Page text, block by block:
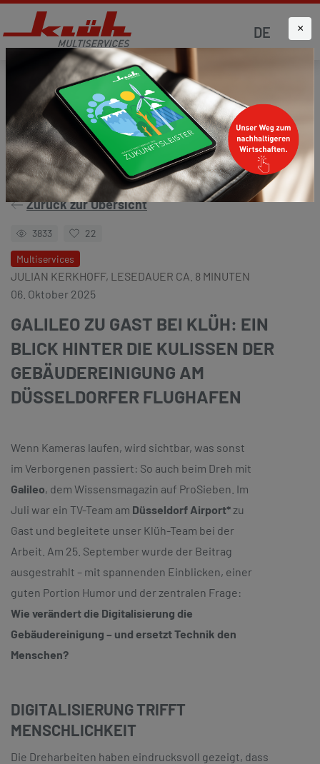
DE
Startseite Aktuelles Klüh4all
Zurück zur Übersicht
3833 22
Multiservices
JULIAN KERKHOFF, LESEDAUER CA. 8 MINUTEN
06. Oktober 2025
GALILEO ZU GAST BEI KLÜH: EIN
BLICK HINTER DIE KULISSEN DER
GEBÄUDEREINIGUNG AM
DÜSSELDORFER FLUGHAFEN
Wenn Kameras laufen, wird sichtbar, was sonst
im Verborgenen passiert: So auch beim Dreh mit
Galileo, dem Wissensmagazin auf ProSieben. Im
Juli war ein TV-Team am Düsseldorf Airport*zu
Gast und begleitete unser Klüh-Team bei der
Arbeit. Am 25. September wurde der Beitrag
ausgestrahlt – mit spannenden Einblicken, einer
guten Portion Humor und der zentralen Frage:
Wie verändert die Digitalisierung die
Gebäudereinigung – und ersetzt Technik den
Menschen?
DIGITALISIERUNG TRIFFT
MENSCHLICHKEIT
Die Dreharbeiten haben eindrucksvoll gezeigt, dass
×